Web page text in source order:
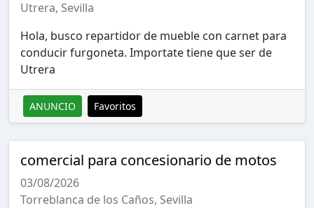
Utrera, Sevilla
Hola, busco repartidor de mueble con carnet para
conducir furgoneta. Importate tiene que ser de
Utrera
ANUNCIO Favoritos
comercial para concesionario de motos
03/08/2026
Torreblanca de los Caños, Sevilla